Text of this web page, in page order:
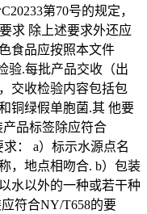
第70号的规定，
求 除上述要求外还应
食品应按照本文件
验.每批产品交收（出
交收检验内容包括包
铜绿假单胞菌.其 他要
品标签除应符合
： a）标示水源点名
，地点相吻合. b）包装
水以外的一种或若干种
符合NY/T658的要